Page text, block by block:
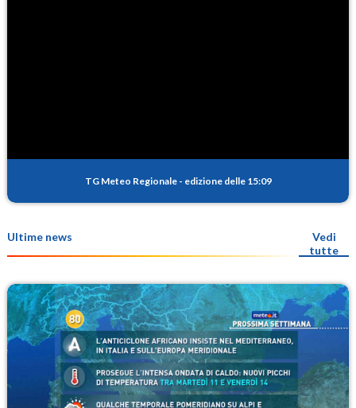
TG Meteo Regionale - edizione delle 15:09
Ultime news
Vedi
tutte